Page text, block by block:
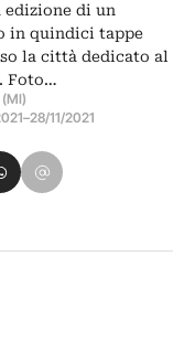
edizione di un
in quindici tappe
la città dedicato al
Foto…
–28/11/2021
su Pinterest
su WhatsApp
Condividi su Email